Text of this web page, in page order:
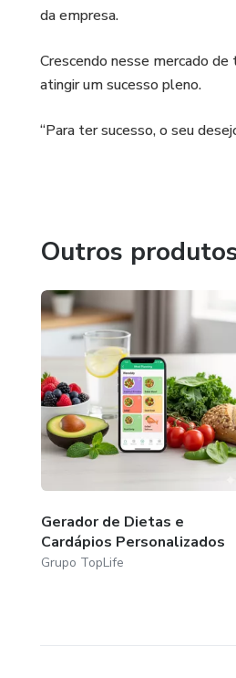
da empresa.
Crescendo nesse mercado
atingir um sucesso pleno.
“Para ter sucesso, o seu
Outros
Gerador de Dietas e
Cardápios Personalizados
Grupo TopLife